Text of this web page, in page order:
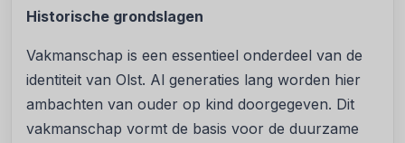
Historische grondslagen
Vakmanschap is een essentieel onderdeel van de
identiteit van Olst. Al generaties lang worden hier
ambachten van ouder op kind doorgegeven. Dit
vakmanschap vormt de basis voor de duurzame